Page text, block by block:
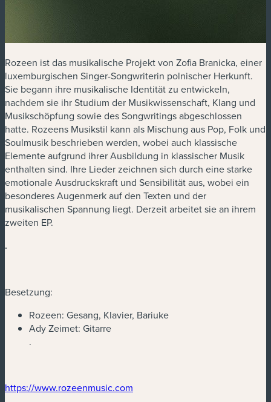
Rozeen ist das musikalische Projekt von Zofia Branicka, einer
luxemburgischen Singer-Songwriterin polnischer Herkunft.
Sie begann ihre musikalische Identität zu entwickeln,
nachdem sie ihr Studium der Musikwissenschaft, Klang und
Musikschöpfung sowie des Songwritings abgeschlossen
hatte. Rozeens Musikstil kann als Mischung aus Pop, Folk und
Soulmusik beschrieben werden, wobei auch klassische
Elemente aufgrund ihrer Ausbildung in klassischer Musik
enthalten sind. Ihre Lieder zeichnen sich durch eine starke
emotionale Ausdruckskraft und Sensibilität aus, wobei ein
besonderes Augenmerk auf den Texten und der
musikalischen Spannung liegt. Derzeit arbeitet sie an ihrem
zweiten EP.
.
Besetzung:
Rozeen: Gesang, Klavier, Bariuke
Ady Zeimet: Gitarre
.
(neues Fenster)
https://www.rozeenmusic.com